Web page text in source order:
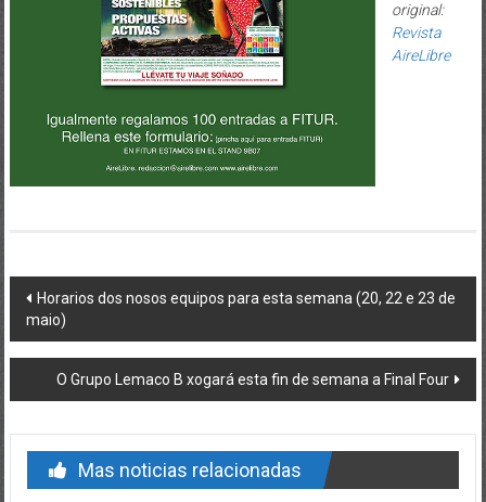
original:
Revista
AireLibre
Post navigation
Horarios dos nosos equipos para esta semana (20, 22 e 23 de
maio)
O Grupo Lemaco B xogará esta fin de semana a Final Four
Mas noticias relacionadas